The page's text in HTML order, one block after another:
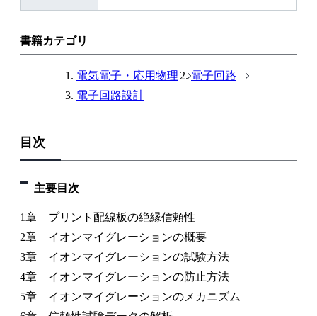
書籍カテゴリ
電気電子・応用物理
電子回路
電子回路設計
目次
主要目次
1章 プリント配線板の絶縁信頼性
2章 イオンマイグレーションの概要
3章 イオンマイグレーションの試験方法
4章 イオンマイグレーションの防止方法
5章 イオンマイグレーションのメカニズム